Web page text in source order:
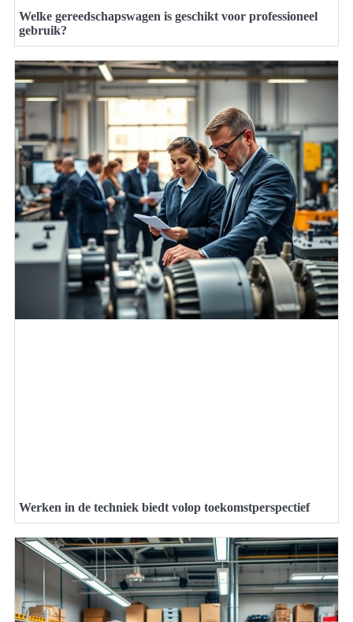
Welke gereedschapswagen is geschikt voor professioneel
gebruik?
Werken in de techniek biedt volop toekomstperspectief